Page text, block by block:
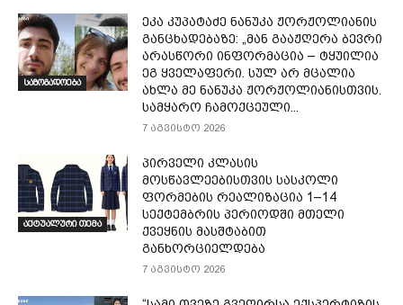
საზოგადოება
ეკა კუპატაძე ნანუკა ჟორჟოლიანის
განცხადებაზე: „მან გააჟღერა ბევრი
არასწორი ინფორმაცია – ტყუილია
ეგ ყველაფერი. სულ არ მცალია
ახლა მე ნანუკა ჟორჟოლიანისთვის.
სამყარო ჩამოქცეული...
7 აგვისტო 2026
აქტუალური თემა
პირველი კლასის
მოსწავლეებისთვის სასკოლი
ფორმების რეალიზაცია 1–14
სექტემბრის პერიოდში მთელი
ქვეყნის მასშტაბით
განხორციელდება
7 აგვისტო 2026